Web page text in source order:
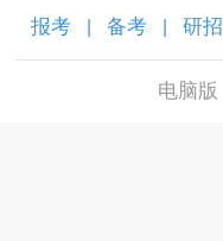
报考 备考 研招
电脑版